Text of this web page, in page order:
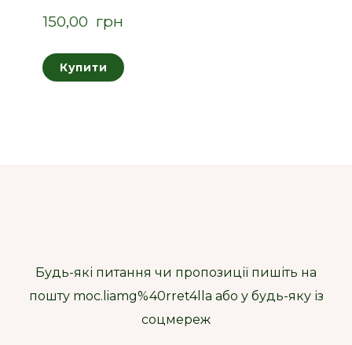
150,00  грн
Купити
Будь-які питання чи пропозиції пишіть на
пошту moc.liamg%40rret4lla або у будь-яку із
соцмереж